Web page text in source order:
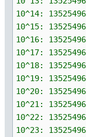
10^14:
10^15:
10^16:
10^17:
10^18:
10^19:
10^20:
10^21:
10^22:
10^23: